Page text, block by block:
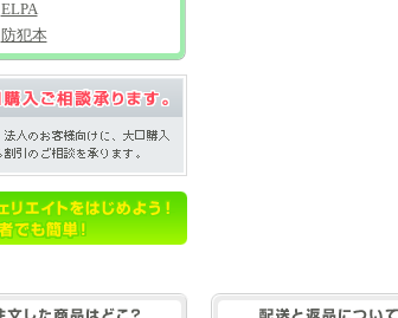
ELPA
防犯本